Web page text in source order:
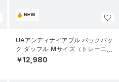
NEW
UAアンディナイアブル バックパッ
ク ダッフル Mサイズ（トレーニン
グ/UNISEX）
￥12,980